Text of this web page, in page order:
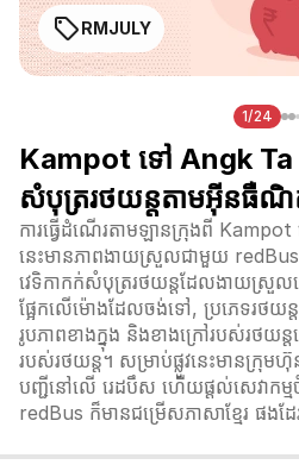
RMJULY
1/24
Kampot ទៅ Angk Ta
សំបុត្ររថយន្តតាមអ៊ីនធឺ
ការធ្វើដំណើរតាមឡានក្រុងពី
នេះមានភាពងាយស្រួលជាមួយ
វេទិកាកក់សំបុត្ររថយន្តដែលងាយស្រួលប្
ផ្អែកលើម៉ោងដែលចង់ទៅ, ប្រភេទរថយន្ត
រូបភាពខាងក្នុង និងខាងក្រៅរបស់រថ
របស់រថយន្ត។ សម្រាប់ផ្លូវនេះមានក្រុ
បញ្ជីនៅលើ រេដបឹស ហើយផ្តល់សេវាកម្
redBus ក៏មានជម្រើសភាសាខ្មែរ ផងដែ